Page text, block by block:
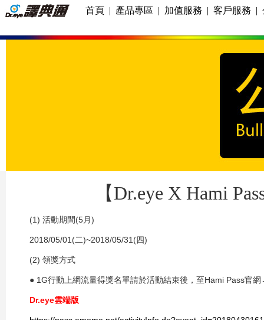
首頁 | 產品專區 | 加值服務 | 客戶服務 |
【Dr.eye X Hami
(1) 活動期間(5月)
2018/05/01(二)~2018/05/31(四)
(2) 領獎方式
● 1G行動上網流量得獎名單請於活動結束後，至Hami Pass官
Dr.eye雲端版